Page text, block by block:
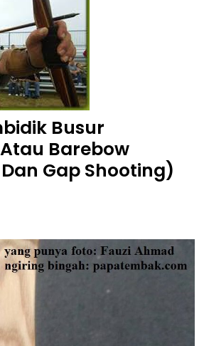
Busur
Barebow
Gap Shooting)